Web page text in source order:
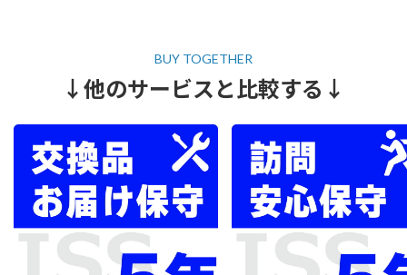
↓他のサービスと比較する↓